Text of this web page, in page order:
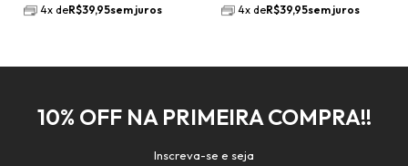
4x deR$39,95sem juros 4x deR$39,95sem juros
10% OFF NA PRIMEIRA COMPRA!!
Inscreva-se e seja